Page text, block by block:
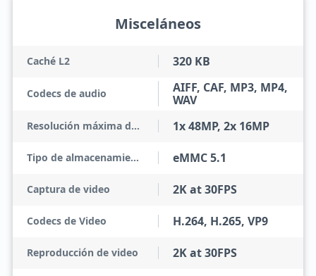
Misceláneos
Caché L2 320 KB
Codecs de audio
AIFF, CAF, MP3, MP4,
WAV
Resolución máxima de la cámara 1x 48MP, 2x 16MP
Tipo de almacenamiento eMMC 5.1
Captura de video 2K at 30FPS
Codecs de Video H.264, H.265, VP9
Reproducción de video 2K at 30FPS